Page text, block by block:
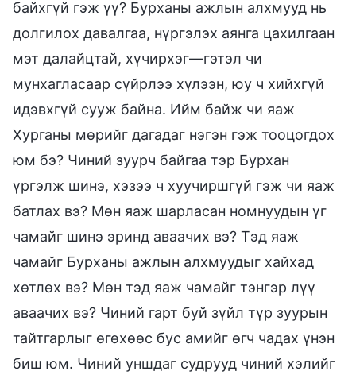
байхгүй гэж үү? Бурханы ажлын алхмууд нь
долгилох давалгаа, нүргэлэх аянга цахилгаан
мэт далайцтай, хүчирхэг—гэтэл чи
мунхагласаар сүйрлээ хүлээн, юу ч хийхгүй
идэвхгүй сууж байна. Ийм байж чи яаж
Хурганы мөрийг дагадаг нэгэн гэж тооцогдох
юм бэ? Чиний зуурч байгаа тэр Бурхан
үргэлж шинэ, хэзээ ч хуучиршгүй гэж чи яаж
батлах вэ? Мөн яаж шарласан номнуудын үг
чамайг шинэ эринд аваачих вэ? Тэд яаж
чамайг Бурханы ажлын алхмуудыг хайхад
хөтлөх вэ? Мөн тэд яаж чамайг тэнгэр лүү
аваачих вэ? Чиний гарт буй зүйл түр зуурын
тайтгарлыг өгөхөөс бус амийг өгч чадах үнэн
биш юм. Чиний уншдаг судрууд чиний хэлийг